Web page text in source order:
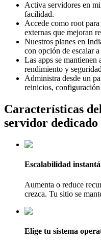
Activa servidores en
facilidad.
Accede como root
externas que mejoran
Nuestros planes en
con opción de escalar
Las apps se mantienen
rendimiento y
Administra desde un
reinicios,
Características
servidor dedicado
Escalabilidad
Aumenta o reduce
crezca. Tu sitio se
Elige tu sistema